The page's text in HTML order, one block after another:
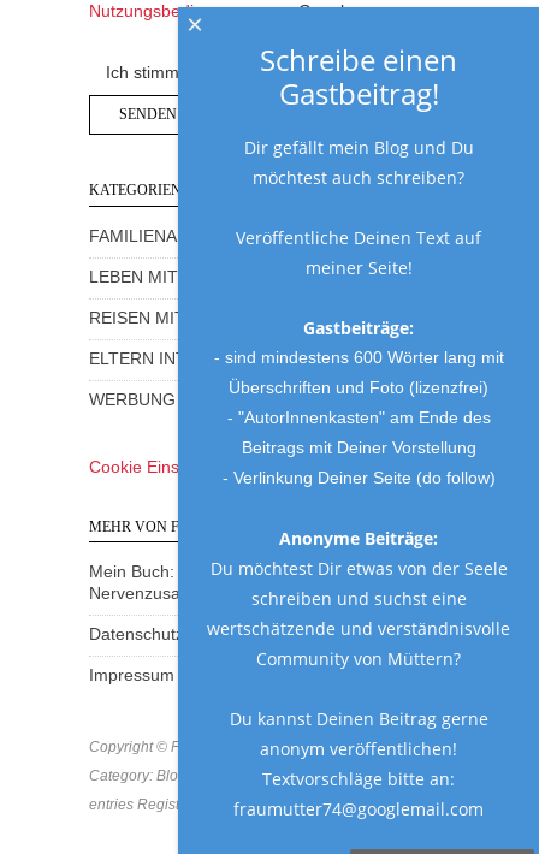
Nutzungsbedingungenvon Google.
Ich stimme der Datenschutzerklärung zu.
KATEGORIEN
FAMILIENALLTAG MIT HUMOR
LEBEN MIT KINDERN
REISEN MIT KINDERN
ELTERN INTERVIEWS
WERBUNG UND GEWINNSPIELE
Cookie Einstellungen
MEHR VON FRAU MUTTER
Mein Buch: Eine Mama am Rande des
Nervenzusammenbruchs
Datenschutzerklärung
Impressum
Copyright © Frau Mutter 2018 * https://frau-mutter.com
Category: Blog * MCN: B8MVF-GD8BA-SKD2A * All
entries Registered & Protected
Schreibe einen
Gastbeitrag!
Dir gefällt mein Blog und Du
möchtest auch schreiben?
Veröffentliche Deinen Text auf
meiner Seite!
Gastbeiträge:
- sind mindestens 600 Wörter lang mit
Überschriften und Foto (lizenzfrei)
- "AutorInnenkasten" am Ende des
Beitrags mit Deiner Vorstellung
- Verlinkung Deiner Seite (do follow)
Anonyme Beiträge:
Du möchtest Dir etwas von der Seele
schreiben und suchst eine
wertschätzende und verständnisvolle
Community von Müttern?
Du kannst Deinen Beitrag gerne
anonym veröffentlichen!
Textvorschläge bitte an:
fraumutter74@googlemail.com
×